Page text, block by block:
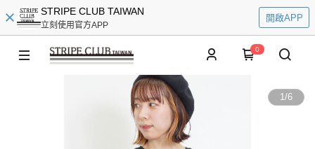
STRIPE CLUB TAIWAN
立刻使用官方APP
開啟APP
0
1/6